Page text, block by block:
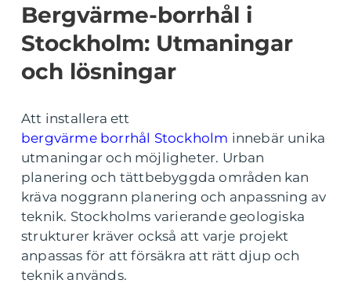
Bergvärme-borrhål i
Stockholm: Utmaningar
och lösningar
Att installera ett
bergvärme borrhål Stockholm innebär unika
utmaningar och möjligheter. Urban
planering och tättbebyggda områden kan
kräva noggrann planering och anpassning av
teknik. Stockholms varierande geologiska
strukturer kräver också att varje projekt
anpassas för att försäkra att rätt djup och
teknik används.